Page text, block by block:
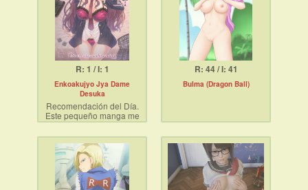
R: 1 / I: 1
Enkoakujyo Jya Dame
Desuka
Recomendación del Día.
Este pequeño manga me
hizo darme cuenta de
que las mujeres a veces
son malas para ocultar
que se sienten
vulnerables y necesitan
una persona amable que
las ame
R: 44 / I: 41
Bulma (Dragon Ball)